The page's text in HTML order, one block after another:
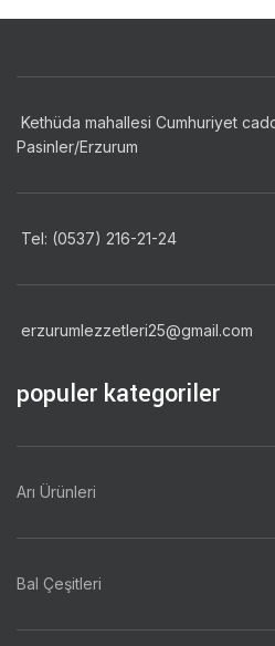
Kethüda mahallesi Cumhuriyet
Pasinler/Erzurum
Tel: (0537) 216-21-24
erzurumlezzetleri25@gmail.com
populer kategoriler
Arı Ürünleri
Bal Çeşitleri